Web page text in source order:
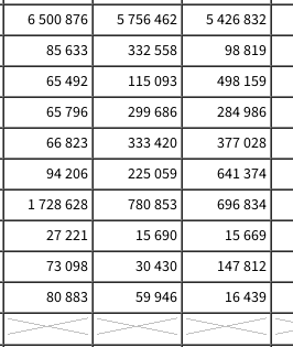
6 500 876 5 756 462
5 426 832
85 633 332 558
98 819
65 492 115 093
498 159
65 796 299 686
284 986
66 823 333 420
377 028
94 206 225 059
641 374
1 728 628 780 853
696 834
27 221 15 690
15 669
73 098 30 430
147 812
80 883 59 946
16 439